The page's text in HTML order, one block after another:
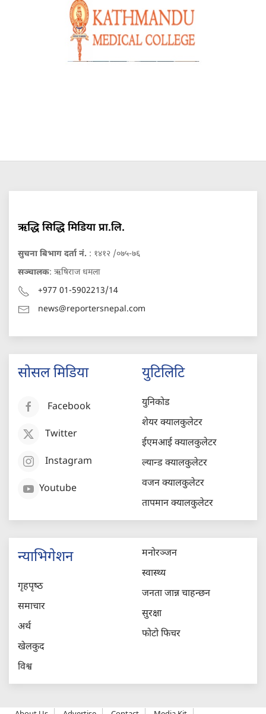
ऋद्धि सिद्धि मिडिया प्रा.लि.
सुचना बिभाग दर्ता नं. : १४१२ /०७५-७६
सञ्चालक: ऋषिराज धमला
+977 01-5902213/14
news@reportersnepal.com
सोसल मिडिया
Facebook
Twitter
Instagram
Youtube
युटिलिटि
युनिकोड
शेयर क्यालकुलेटर
ईएमआई क्यालकुलेटर
ल्यान्ड क्यालकुलेटर
वजन क्यालकुलेटर
तापमान क्यालकुलेटर
न्याभिगेशन
गृहपृष्‍ठ
समाचार
अर्थ
खेलकुद
विश्व
मनोरञ्जन
स्वास्थ्य
जनता जान्न चाहन्छन
सुरक्षा
फोटो फिचर